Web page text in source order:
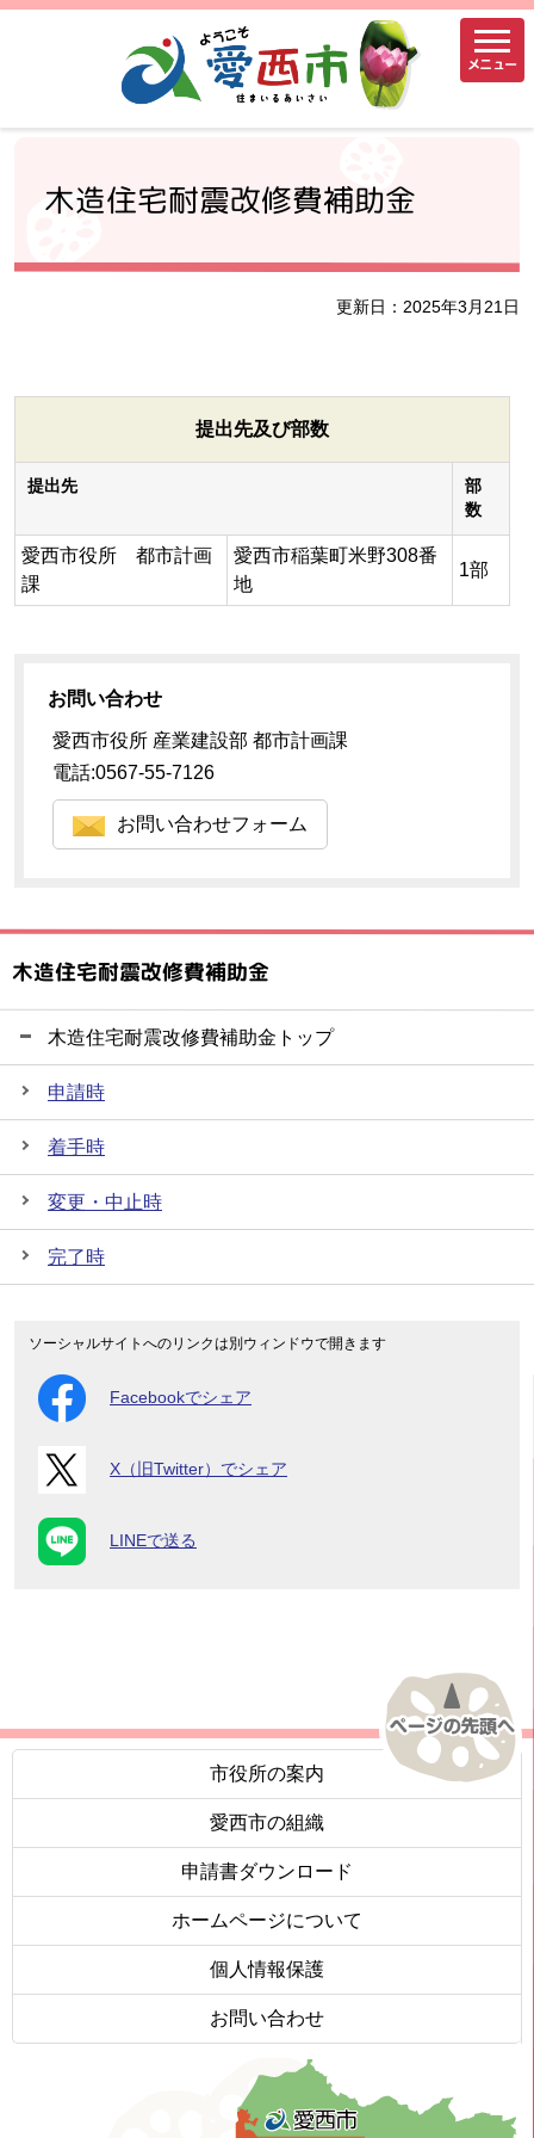
メニュー
木造住宅耐震改修費補助金
更新日：2025年3月21日
提出先及び部数
提出先
部
数
愛西市役所 都市計画
課
愛西市稲葉町米野308番
地
1部
お問い合わせ
愛西市役所 産業建設部 都市計画課
電話:0567-55-7126
お問い合わせフォーム
木造住宅耐震改修費補助金
木造住宅耐震改修費補助金トップ
申請時
着手時
変更・中止時
完了時
ソーシャルサイトへのリンクは別ウィンドウで開きます
Facebookでシェア
X（旧Twitter）でシェア
LINEで送る
市役所の案内
愛西市の組織
申請書ダウンロード
ホームページについて
個人情報保護
お問い合わせ